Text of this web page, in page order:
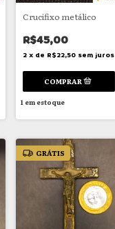
Crucifixo metálico
R$45,00
2 x de R$22,50 sem juros
1em estoque
GRÁTIS